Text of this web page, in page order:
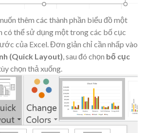
thêm các thành phần biểu đồ một
có thể sử dụng một trong các bố cục
của Excel. Đơn giản chỉ cần nhấp vào
(Quick Layout), sau đó chọn bố cục
chọn thả xuống.